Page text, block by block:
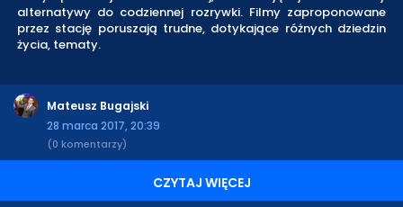
alternatywy do codziennej rozrywki. Filmy zaproponowane
przez stację poruszają trudne, dotykające różnych dziedzin
życia, tematy.
Mateusz Bugajski
28 marca 2017, 20:39
(0 komentarzy)
CZYTAJ WIĘCEJ